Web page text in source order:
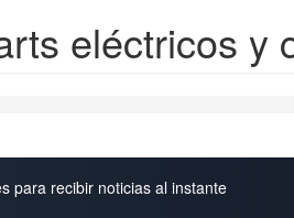
eléctricos y
para recibir noticias al instante